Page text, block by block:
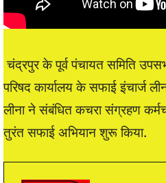
चंद्रपुर के पूर्व पंचायत समिति
परिषद कार्यालय के सफाई इंचार्ज
लीना ने संबंधित कचरा संग्रहण
तुरंत सफाई अभियान शुरू किया.